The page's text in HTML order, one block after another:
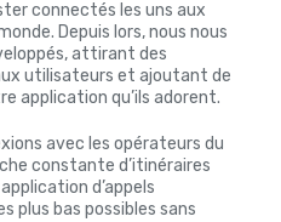
connectés les uns aux
Depuis lors, nous nous
attirant des
utilisateurs et ajoutant de
application qu’ils adorent.
avec les opérateurs du
constante d’itinéraires
d’appels
plus bas possibles sans